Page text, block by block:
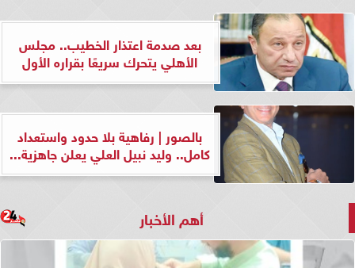
بعد صدمة اعتذار الخطيب.. مجلس
الأهلي يتحرك سريعًا بقراره الأول
بالصور | رفاهية بلا حدود واستعداد
كامل.. وليد نبيل العلي يعلن جاهزية...
أهم الأخبار